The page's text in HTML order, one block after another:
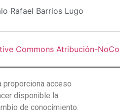
Rafael Barrios Lugo
Commons Atribución-
proporciona acceso
disponible la
de conocimiento.